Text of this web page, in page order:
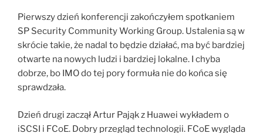
Pierwszy dzień konferencji zakończyłem spotkaniem
SP Security Community Working Group. Ustalenia są w
skrócie takie, że nadal to będzie działać, ma być bardziej
otwarte na nowych ludzi i bardziej lokalne. I chyba
dobrze, bo IMO do tej pory formuła nie do końca się
sprawdzała.
Dzień drugi zaczął Artur Pająk z Huawei wykładem o
iSCSI i FCoE. Dobry przegląd technologii. FCoE wygląda